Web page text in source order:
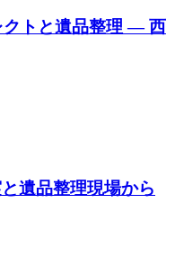
クトと遺品整理 ― 西
遺品整理現場から